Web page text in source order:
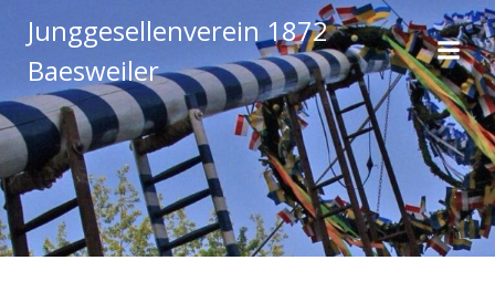
Inhalt
springen
Junggesellenverein 1872
Baesweiler